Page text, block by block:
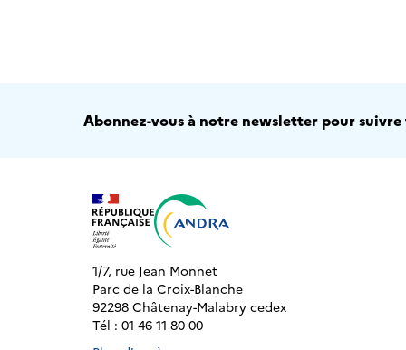
Abonnez-vous à notre newsletter pour suivre
1/7, rue Jean Monnet
Parc de la Croix-Blanche
92298 Châtenay-Malabry cedex
Tél : 01 46 11 80 00